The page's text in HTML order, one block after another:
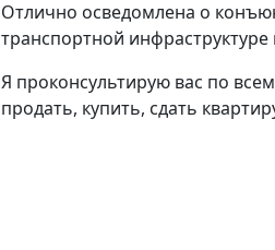
Отлично осведомлена о
транспортной
Я проконсультирую вас по
продать, купить, сдать